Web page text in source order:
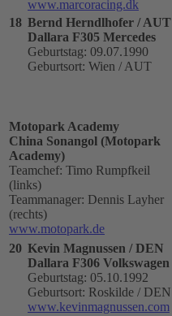
www.marcoracing.dk
18 Bernd Herndlhofer / AUT
Dallara F305 Mercedes
Geburtstag: 09.07.1990
Geburtsort: Wien / AUT
Motopark Academy
China Sonangol (Motopark
Academy)
Teamchef: Timo Rumpfkeil
(links)
Teammanager: Dennis Layher
(rechts)
www.motopark.de
20 Kevin Magnussen / DEN
Dallara F306 Volkswagen
Geburtstag: 05.10.1992
Geburtsort: Roskilde / DEN
www.kevinmagnussen.com